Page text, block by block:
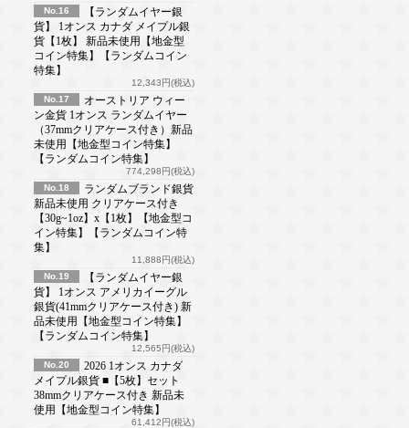
No.16
【ランダムイヤー銀
貨】 1オンス カナダ メイプル銀
貨【1枚】 新品未使用【地金型
コイン特集】【ランダムコイン
特集】
12,343円(税込)
No.17
オーストリア ウィー
ン金貨 1オンス ランダムイヤー
（37mmクリアケース付き）新品
未使用【地金型コイン特集】
【ランダムコイン特集】
774,298円(税込)
No.18
ランダムブランド銀貨
新品未使用 クリアケース付き
【30g~1oz】x【1枚】【地金型コ
イン特集】【ランダムコイン特
集】
11,888円(税込)
No.19
【ランダムイヤー銀
貨】 1オンス アメリカイーグル
銀貨(41mmクリアケース付き) 新
品未使用【地金型コイン特集】
【ランダムコイン特集】
12,565円(税込)
No.20
2026 1オンス カナダ
メイプル銀貨 ■【5枚】セット
38mmクリアケース付き 新品未
使用【地金型コイン特集】
61,412円(税込)